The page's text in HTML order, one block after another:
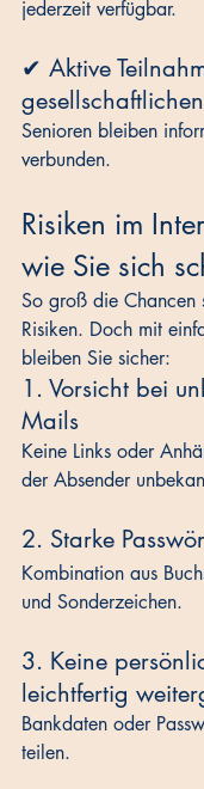
jederzeit verfügbar.
✔ Aktive
Senioren bleiben
verbunden.
Risiken im
wie Sie sich
So groß die Chancen
Risiken. Doch mit
bleiben Sie sicher:
1. Vorsicht bei
Mails
Keine Links oder
der Absender
2. Starke
Kombination aus
und Sonderzeichen.
3. Keine
leichtfertig
Bankdaten oder
teilen.